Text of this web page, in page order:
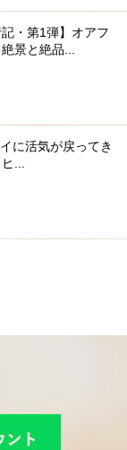
記・第1弾】オアフ
景と絶品...
に活気が戻ってき
...